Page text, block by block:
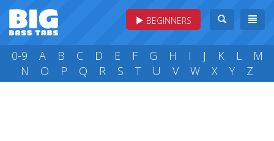
BEGINNERS
0-9 A B C D E F G H I J K L
M
N
O P Q R S T U V W X Y Z